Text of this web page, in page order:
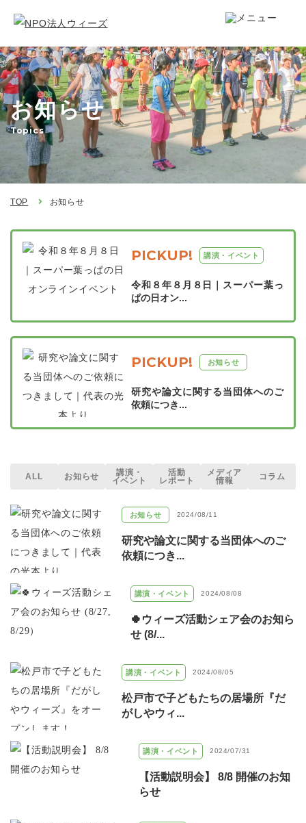
お知らせ
Topics
TOP お知らせ
PICKUP! 講演・イベント
令和８年８月８日｜スーパー葉っ
ぱの日オン...
PICKUP! お知らせ
研究や論文に関する当団体へのご
依頼につき...
ALL お知らせ
講演・
イベント
活動
レポート
メディア
情報
コラム
お知らせ 2024/08/11
研究や論文に関する当団体へのご
依頼につき...
講演・イベント 2024/08/08
🍀ウィーズ活動シェア会のお知ら
せ (8/...
講演・イベント 2024/08/05
松戸市で子どもたちの居場所『だ
がしやウィ...
講演・イベント 2024/07/31
【活動説明会】 8/8 開催のお知
らせ